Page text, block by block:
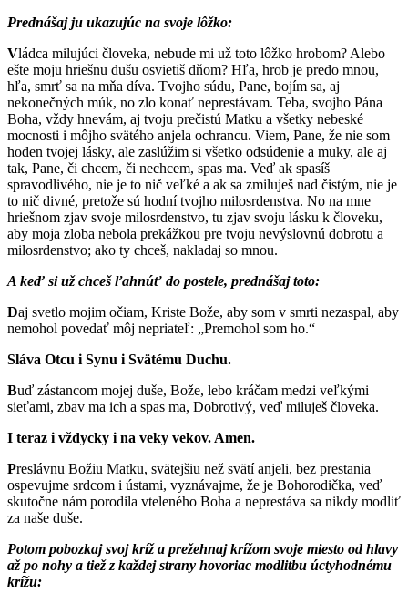
Prednášaj ju ukazujúc na svoje lôžko:
Vládca milujúci človeka, nebude mi už toto lôžko hrobom? Alebo
ešte moju hriešnu dušu osvietiš dňom? Hľa, hrob je predo mnou,
hľa, smrť sa na mňa díva. Tvojho súdu, Pane, bojím sa, aj
nekonečných múk, no zlo konať neprestávam. Teba, svojho Pána
Boha, vždy hnevám, aj tvoju prečistú Matku a všetky nebeské
mocnosti i môjho svätého anjela ochrancu. Viem, Pane, že nie som
hoden tvojej lásky, ale zaslúžim si všetko odsúdenie a muky, ale aj
tak, Pane, či chcem, či nechcem, spas ma. Veď ak spasíš
spravodlivého, nie je to nič veľké a ak sa zmiluješ nad čistým, nie je
to nič divné, pretože sú hodní tvojho milosrdenstva. No na mne
hriešnom zjav svoje milosrdenstvo, tu zjav svoju lásku k človeku,
aby moja zloba nebola prekážkou pre tvoju nevýslovnú dobrotu a
milosrdenstvo; ako ty chceš, nakladaj so mnou.
A keď si už chceš ľahnúť do postele, prednášaj toto:
Daj svetlo mojim očiam, Kriste Bože, aby som v smrti nezaspal, aby
nemohol povedať môj nepriateľ: „Premohol som ho.“
Sláva Otcu i Synu i Svätému Duchu.
Buď zástancom mojej duše, Bože, lebo kráčam medzi veľkými
sieťami, zbav ma ich a spas ma, Dobrotivý, veď miluješ človeka.
I teraz i vždycky i na veky vekov. Amen.
Preslávnu Božiu Matku, svätejšiu než svätí anjeli, bez prestania
ospevujme srdcom i ústami, vyznávajme, že je Bohorodička, veď
skutočne nám porodila vteleného Boha a neprestáva sa nikdy modliť
za naše duše.
Potom pobozkaj svoj kríž a prežehnaj krížom svoje miesto od hlavy
až po nohy a tiež z každej strany hovoriac modlitbu úctyhodnému
krížu: